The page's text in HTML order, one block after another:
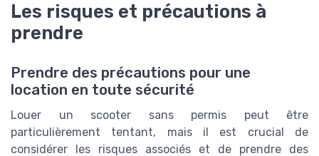
Les risques et précautions à
prendre
Prendre des précautions pour une
location en toute sécurité
Louer un scooter sans permis peut être
particulièrement tentant, mais il est crucial de
considérer les risques associés et de prendre des